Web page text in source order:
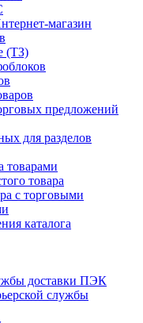
магазин
(ТЗ)
предложений
для разделов
товарами
товара
с торговыми
каталога
доставки ПЭК
службы